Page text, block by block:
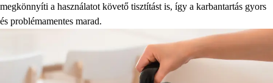
megkönnyíti a használatot követő tisztítást is, így a karbantartás gyors
és problémamentes marad.